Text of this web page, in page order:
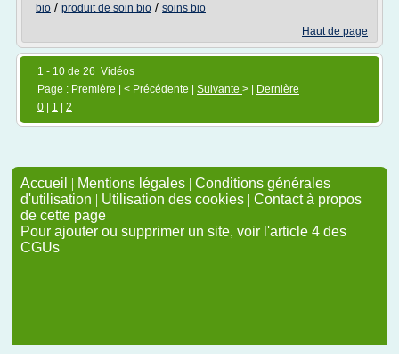
bio / produit de soin bio / soins bio
Haut de page
1 - 10 de 26 Vidéos
Page : Première | < Précédente | Suivante > |
Dernière
0
1 2
Accueil | Mentions légales | Conditions générales
d'utilisation | Utilisation des cookies | Contact à propos
de cette page
Pour ajouter ou supprimer un site, voir l'article 4 des
CGUs